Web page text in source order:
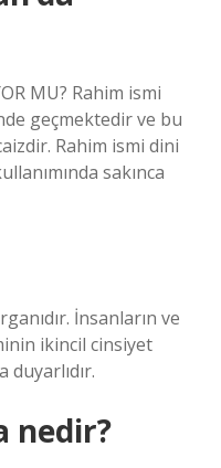
MU? Rahim ismi
geçmektedir ve bu
Rahim ismi dini
sakınca
İnsanların ve
ikincil cinsiyet
duyarlıdır.
nedir?